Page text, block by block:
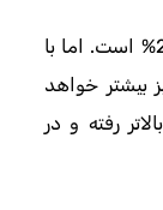
به طور معمول کامزد ماینرها تقریبا برابر با 2% است. اما با
بیشتر خواهد
رفته و در